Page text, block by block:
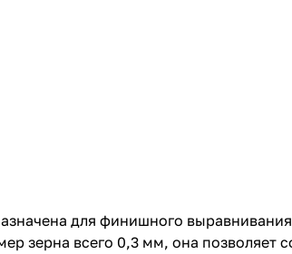
для финишного выравнивания
зерна всего 0,3 мм, она позволяет